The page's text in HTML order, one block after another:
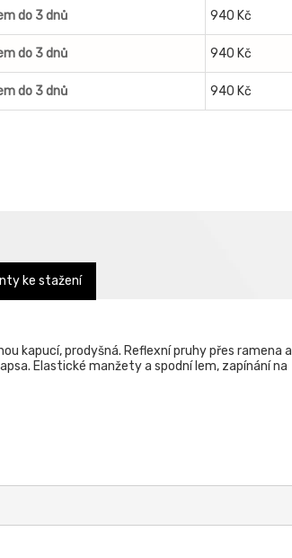
do 3 dnů 940 Kč
do 3 dnů 940 Kč
do 3 dnů 940 Kč
ke stažení
kapucí, prodyšná. Reflexní pruhy přes ramena a
Elastické manžety a spodní lem, zapínání na